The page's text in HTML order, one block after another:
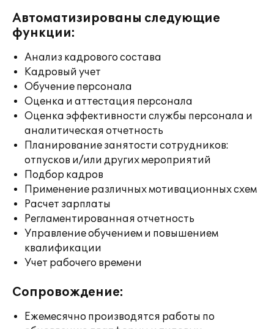
Автоматизированы следующие
функции:
Анализ кадрового состава
Кадровый учет
Обучение персонала
Оценка и аттестация персонала
Оценка эффективности службы персонала и
аналитическая отчетность
Планирование занятости сотрудников:
отпусков и/или других мероприятий
Подбор кадров
Применение различных мотивационных схем
Расчет зарплаты
Регламентированная отчетность
Управление обучением и повышением
квалификации
Учет рабочего времени
Сопровождение:
Ежемесячно производятся работы по